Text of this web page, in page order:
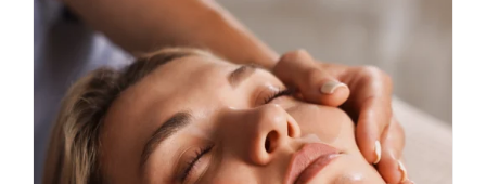
110,00 €
plusieurs
variations.
Les
options
peuvent
être